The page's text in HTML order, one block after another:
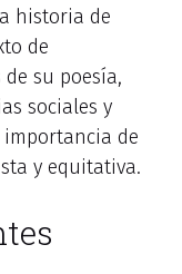
historia de
de
su poesía,
sociales y
de
y equitativa.